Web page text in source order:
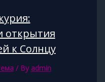
открытия
к Солнцу
/ By admin